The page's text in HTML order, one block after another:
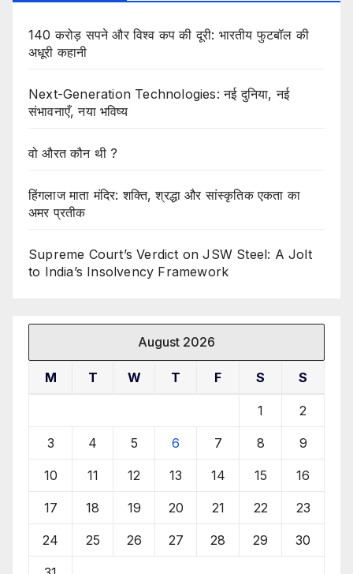
140 करोड़ सपने और विश्व कप की दूरी: भारतीय फुटबॉल की
अधूरी कहानी
Next-Generation Technologies: नई दुनिया, नई
संभावनाएँ, नया भविष्य
वो औरत कौन थी ?
हिंगलाज माता मंदिर: शक्ति, श्रद्धा और सांस्कृतिक एकता का
अमर प्रतीक
Supreme Court’s Verdict on JSW Steel: A Jolt
to India’s Insolvency Framework
August 2026
M T W T F S S
1 2
3 4 5 6 7 8 9
10 11 12 13 14 15 16
17 18 19 20 21 22 23
24 25 26 27 28 29 30